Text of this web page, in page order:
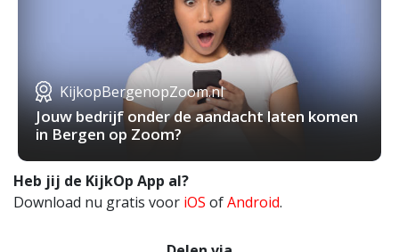
KijkopBergenopZoom.nl
Jouw bedrijf onder de aandacht laten komen
in Bergen op Zoom?
Heb jij de KijkOp App al?
Download nu gratis voor iOS ofAndroid.